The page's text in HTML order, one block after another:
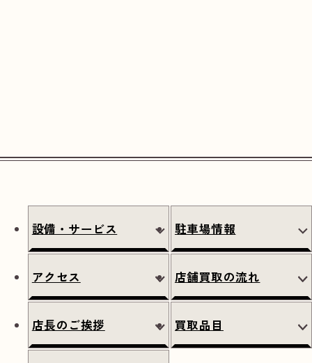
設備・サービス 駐車場情報
アクセス 店舗買取の流れ
店長のご挨拶 買取品目